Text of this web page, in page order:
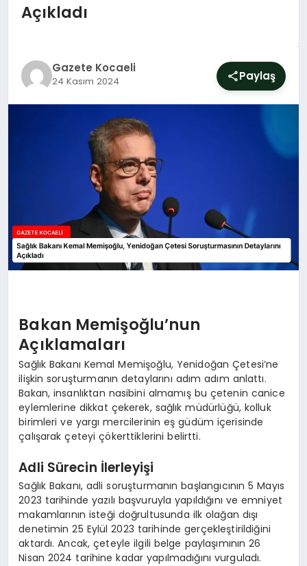
SIYASET
YAŞAM
Açıkladı
Gazete Kocaeli
24 Kasım 2024 Paylaş
Bakan Memişoğlu’nun
Açıklamaları
Sağlık Bakanı Kemal Memişoğlu, Yenidoğan Çetesi’ne
ilişkin soruşturmanın detaylarını adım adım anlattı.
Bakan, insanlıktan nasibini almamış bu çetenin canice
eylemlerine dikkat çekerek, sağlık müdürlüğü, kolluk
birimleri ve yargı mercilerinin eş güdüm içerisinde
çalışarak çeteyi çökerttiklerini belirtti.
Adli Sürecin İlerleyişi
Sağlık Bakanı, adli soruşturmanın başlangıcının 5 Mayıs
2023 tarihinde yazılı başvuruyla yapıldığını ve emniyet
makamlarının isteği doğrultusunda ilk olağan dışı
denetimin 25 Eylül 2023 tarihinde gerçekleştirildiğini
aktardı. Ancak, çeteyle ilgili belge paylaşımının 26
Nisan 2024 tarihine kadar yapılmadığını vurguladı.